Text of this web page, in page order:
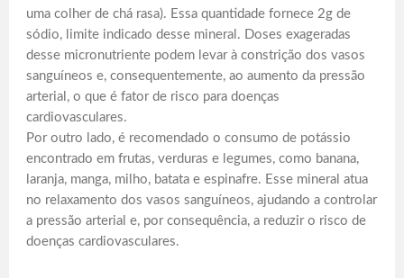
uma colher de chá rasa). Essa quantidade fornece 2g de
sódio, limite indicado desse mineral. Doses exageradas
desse micronutriente podem levar à constrição dos vasos
sanguíneos e, consequentemente, ao aumento da pressão
arterial, o que é fator de risco para doenças
cardiovasculares.
Por outro lado, é recomendado o consumo de potássio
encontrado em frutas, verduras e legumes, como banana,
laranja, manga, milho, batata e espinafre. Esse mineral atua
no relaxamento dos vasos sanguíneos, ajudando a controlar
a pressão arterial e, por consequência, a reduzir o risco de
doenças cardiovasculares.